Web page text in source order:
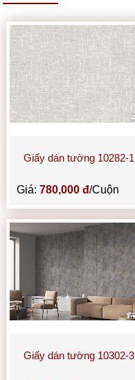
Giấy dán tường 10282-1
Giá:780,000 đ/Cuộn
Giấy dán tường 10302-3